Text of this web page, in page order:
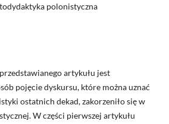
polonistyczna
artykułu jest
pojęcie dyskursu, które można uznać
ostatnich dekad, zakorzeniło się w
W części pierwszej artykułu